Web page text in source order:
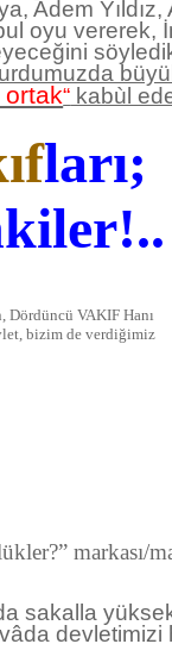
Adem
oyu vererek,
“ kabùl
ları;
Dördüncü VAKIF Hanı
bizim de verdiğimiz
markası/
sakalla